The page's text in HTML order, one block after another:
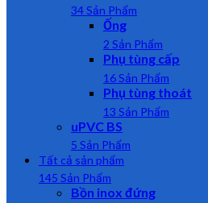
34 Sản Phẩm
Ống
2 Sản Phẩm
Phụ tùng cấp
16 Sản Phẩm
Phụ tùng thoát
13 Sản Phẩm
uPVC BS
5 Sản Phẩm
Tất cả sản phẩm
145 Sản Phẩm
Bồn inox đứng